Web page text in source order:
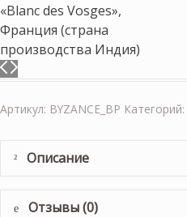
Артикул: BYZANCE_BP Категорий:
Описание
Отзывы (0)